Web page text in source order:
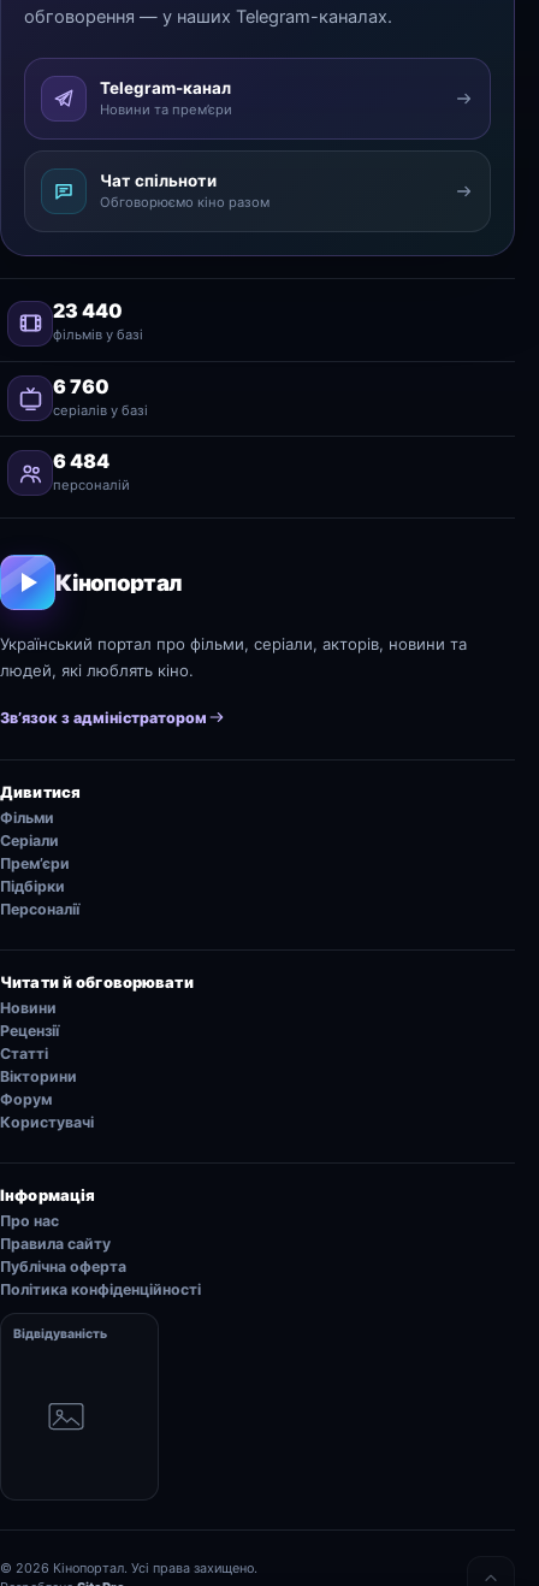
обговорення — у наших Telegram-каналах.
Telegram-канал
Новини та прем’єри
Чат спільноти
Обговорюємо кіно разом
23 440
фільмів у базі
6 760
серіалів у базі
6 484
персоналій
Кінопортал
Український портал про фільми, серіали, акторів, новини та
людей, які люблять кіно.
Зв’язок з адміністратором
Дивитися
Фільми
Серіали
Прем’єри
Підбірки
Персоналії
Читати й обговорювати
Новини
Рецензії
Статті
Вікторини
Форум
Користувачі
Інформація
Про нас
Правила сайту
Публічна оферта
Політика конфіденційності
Відвідуваність
© 2026 Кінопортал. Усі права захищено.